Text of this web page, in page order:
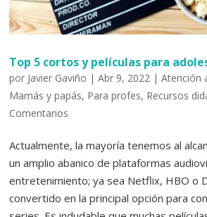
Top 5 cortos y películas para
por Javier Gaviño |Abr 9, 2022 |Atención
Mamás y papás, Para profes, Recursos
Comentarios
Actualmente, la mayoría tenemos al
un amplio abanico de plataformas
entretenimiento; ya sea Netflix, HBO o
convertido en la principal opción para